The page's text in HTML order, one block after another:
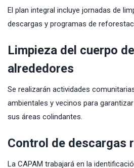
El plan integral incluye jornadas de
descargas y programas de
Limpieza del cuerpo
alrededores
Se realizarán actividades
ambientales y vecinos para
sus áreas colindantes.
Control de descargas
La CAPAM trabajará en la